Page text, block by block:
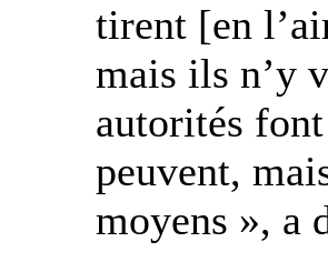
tirent [en
mais ils n’y
autorités
peuvent,
moyens », a